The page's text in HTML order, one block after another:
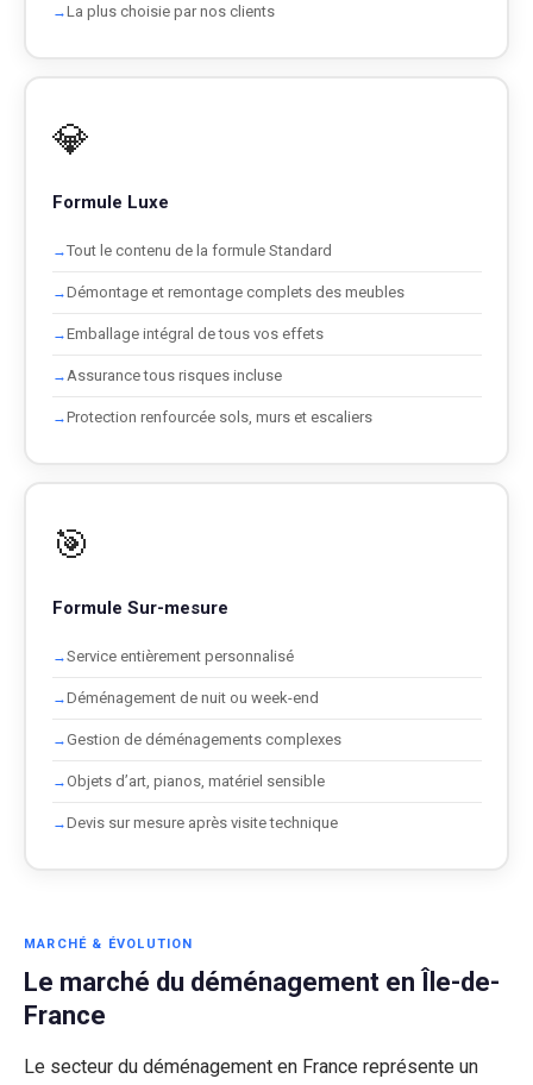
La plus choisie par nos clients
💎
Formule Luxe
Tout le contenu de la formule Standard
Démontage et remontage complets des meubles
Emballage intégral de tous vos effets
Assurance tous risques incluse
Protection renfourcée sols, murs et escaliers
🎯
Formule Sur-mesure
Service entièrement personnalisé
Déménagement de nuit ou week-end
Gestion de déménagements complexes
Objets d’art, pianos, matériel sensible
Devis sur mesure après visite technique
MARCHÉ & ÉVOLUTION
Le marché du déménagement en Île-de-
France
Le secteur du déménagement en France représente un